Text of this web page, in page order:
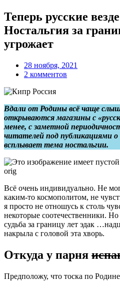
Теперь русские
Ностальгия за
угрожает
28 ноября, 2021
2 комментов
Вдали от Родины всё чаще
открываются магазины с
менее, с заметной
читателей под публикациями
всплывает тема ностальгии.
Всё очень индивидуально. Не
каким-то космополитом, не
я просто не отношусь к столь
некоторые соотечественники.
судьба за границу лет эдак
накрыла с головой эта хворь.
Откуда у парня
Предположу, что тоска по Родине